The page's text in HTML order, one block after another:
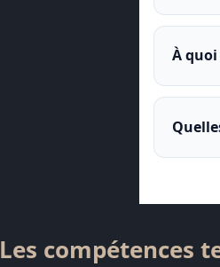
À
Les compétences